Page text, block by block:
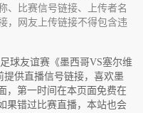
、比赛信号链接、上传者名
，网友上传链接不得包含违
球友谊赛《墨西哥VS塞尔维
供直播信号链接，喜欢墨
，第一时间在本页面免费在
果错过比赛直播，本站也会